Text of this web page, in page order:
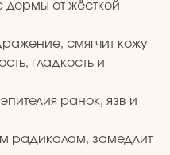
дермы от жёсткой
смягчит кожу
гладкость и
ранок, язв и
радикалам, замедлит